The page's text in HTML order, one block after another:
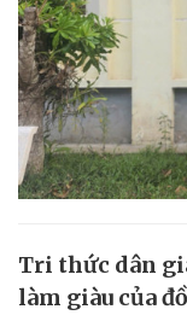
Tri thức dân
làm giàu của